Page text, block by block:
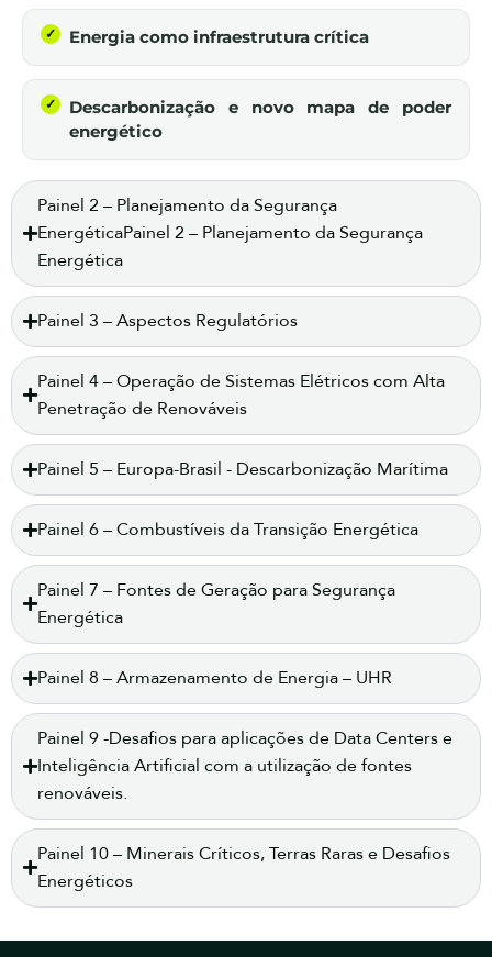
Energia como infraestrutura crítica
Descarbonização e novo mapa de poder
energético
Painel 2 – Planejamento da Segurança
EnergéticaPainel 2 – Planejamento da Segurança
Energética
Painel 3 – Aspectos Regulatórios
Painel 4 – Operação de Sistemas Elétricos com Alta
Penetração de Renováveis
Painel 5 – Europa-Brasil - Descarbonização Marítima
Painel 6 – Combustíveis da Transição Energética
Painel 7 – Fontes de Geração para Segurança
Energética
Painel 8 – Armazenamento de Energia – UHR
Painel 9 -Desafios para aplicações de Data Centers e
Inteligência Artificial com a utilização de fontes
renováveis.
Painel 10 – Minerais Críticos, Terras Raras e Desafios
Energéticos